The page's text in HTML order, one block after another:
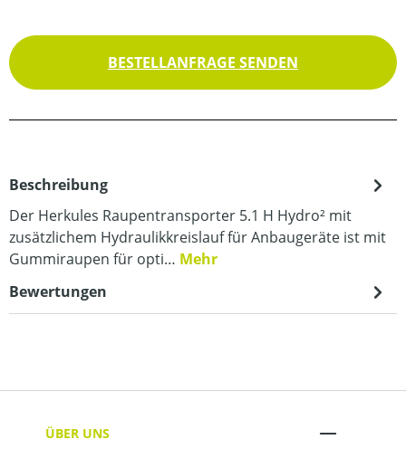
BESTELLANFRAGE SENDEN
Beschreibung
Der Herkules Raupentransporter 5.1 H Hydro² mit
zusätzlichem Hydraulikkreislauf für Anbaugeräte ist mit
Gummiraupen für opti… Mehr
Bewertungen
ÜBER UNS